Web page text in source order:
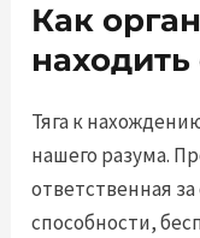
Как
Тяга к
нашего разума.
ответственная
способности,